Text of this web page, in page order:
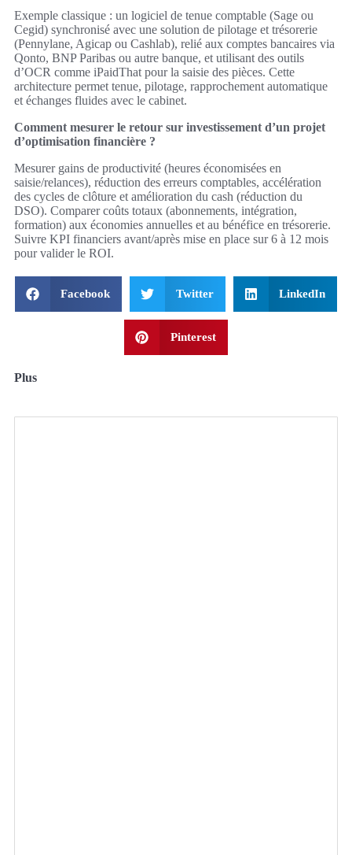
Exemple classique : un logiciel de tenue comptable (Sage ou
Cegid) synchronisé avec une solution de pilotage et trésorerie
(Pennylane, Agicap ou Cashlab), relié aux comptes bancaires via
Qonto, BNP Paribas ou autre banque, et utilisant des outils
d’OCR comme iPaidThat pour la saisie des pièces. Cette
architecture permet tenue, pilotage, rapprochement automatique
et échanges fluides avec le cabinet.
Comment mesurer le retour sur investissement d’un projet
d’optimisation financière ?
Mesurer gains de productivité (heures économisées en
saisie/relances), réduction des erreurs comptables, accélération
des cycles de clôture et amélioration du cash (réduction du
DSO). Comparer coûts totaux (abonnements, intégration,
formation) aux économies annuelles et au bénéfice en trésorerie.
Suivre KPI financiers avant/après mise en place sur 6 à 12 mois
pour valider le ROI.
Facebook Twitter LinkedIn
Pinterest
Plus